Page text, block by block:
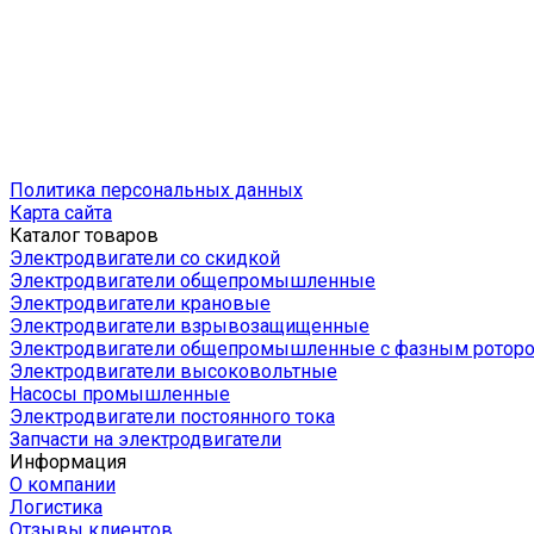
Политика персональных данных
Карта сайта
Каталог товаров
Электродвигатели со скидкой
Электродвигатели общепромышленные
Электродвигатели крановые
Электродвигатели взрывозащищенные
Электродвигатели общепромышленные с фазным
Электродвигатели высоковольтные
Насосы промышленные
Электродвигатели постоянного тока
Запчасти на электродвигатели
Информация
О компании
Логистика